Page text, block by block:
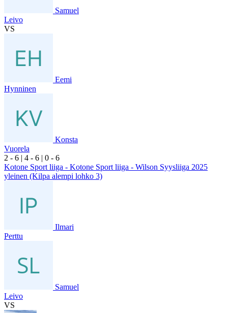
Samuel
Leivo
VS
Eemi
Hynninen
Konsta
Vuorela
2 - 6 | 4 - 6 | 0 - 6
Kotone Sport liiga - Kotone Sport liiga - Wilson Syysliiga 2025
yleinen (Kilpa alempi lohko 3)
Ilmari
Perttu
Samuel
Leivo
VS